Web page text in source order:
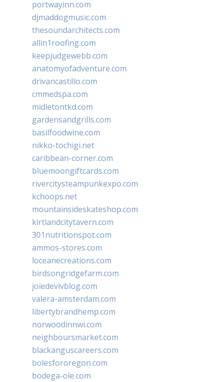
portwayinn.com
djmaddogmusic.com
thesoundarchitects.com
allin1roofing.com
keepjudgewebb.com
anatomyofadventure.com
drivancastillo.com
cmmedspa.com
midletontkd.com
gardensandgrills.com
basilfoodwine.com
nikko-tochigi.net
caribbean-corner.com
bluemoongiftcards.com
rivercitysteampunkexpo.com
kchoops.net
mountainsideskateshop.com
kirtlandcitytavern.com
301nutritionspot.com
ammos-stores.com
loceanecreations.com
birdsongridgefarm.com
joiedevivblog.com
valera-amsterdam.com
libertybrandhemp.com
norwoodinnwi.com
neighboursmarket.com
blackanguscareers.com
bolesfororegon.com
bodega-ole.com